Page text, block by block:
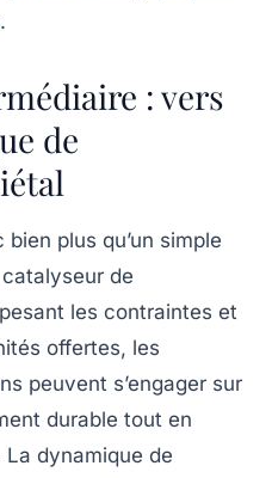
: vers
de
plus qu’un simple
de
les contraintes et
offertes, les
peuvent s’engager sur
durable tout en
dynamique de